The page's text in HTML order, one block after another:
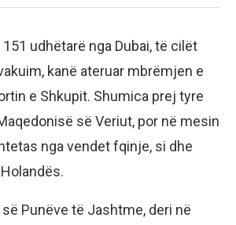
udhëtarë nga Dubai, të cilët
kanë ateruar mbrëmjen e
e Shkupit. Shumica prej tyre
së Veriut, por në mesin
nga vendet fqinje, si dhe
Punëve të Jashtme, deri në